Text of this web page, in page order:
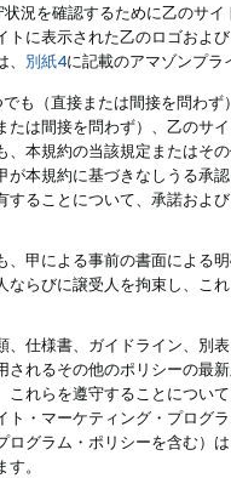
況を確認するために乙のサ
トに表示された乙のロゴおよ
別紙4に記載のアマゾンプ
も（直接または間接を問わ
たは間接を問わず）、乙のサ
本規約の当該規定またはそ
が本規約に基づきなしうる承
することについて、承諾およ
甲による事前の書面による
らびに譲受人を拘束し、こ
仕様書、ガイドライン、別
されるその他のポリシーの最
これらを遵守することにつ
・マーケティング・プログ
グラム・ポリシーを含む）
。